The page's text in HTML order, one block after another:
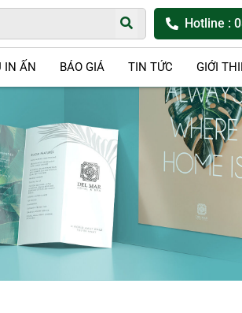
Hotline :
IN ẤN BÁO GIÁ TIN TỨC GIỚI